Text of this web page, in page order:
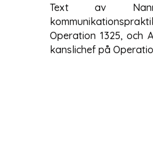
Text av
Operation 1325, och
kanslichef på